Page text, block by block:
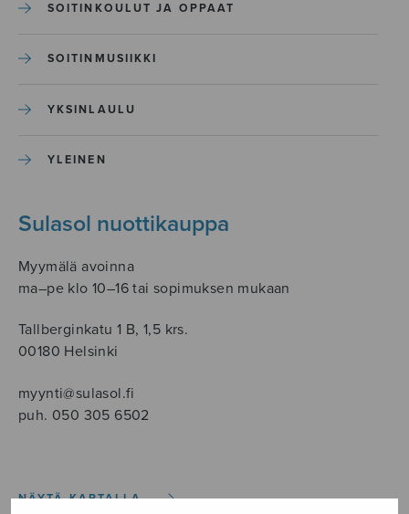
SOITINKOULUT JA OPPAAT
SOITINMUSIIKKI
YKSINLAULU
YLEINEN
Sulasol nuottikauppa
Myymälä avoinna
ma–pe klo 10–16 tai sopimuksen mukaan
Tallberginkatu 1 B, 1,5 krs.
00180 Helsinki
myynti@sulasol.fi
puh. 050 305 6502
NÄYTÄ KARTALLA